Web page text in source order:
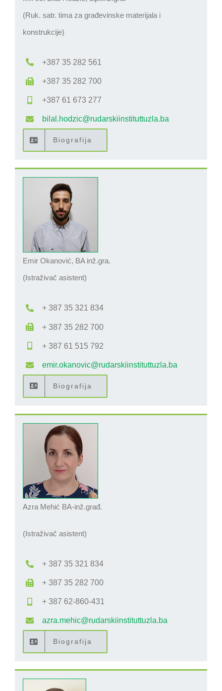
(Ruk. satr. tima za građevinske materijala i
konstrukcije)
+387 35 282 561
+387 35 282 700
+387 61 673 277
bilal.hodzic@rudarskiinstituttuzla.ba
Biografija
Emir Okanović, BA inž.gra.
(Istraživač asistent)
+ 387 35 321 834
+ 387 35 282 700
+ 387 61 515 792
emir.okanovic@rudarskiinstituttuzla.ba
Biografija
Azra Mehić BA-inž.građ.
(Istraživač asistent)
+ 387 35 321 834
+ 387 35 282 700
+ 387 62-860-431
azra.mehic@rudarskiinstituttuzla.ba
Biografija